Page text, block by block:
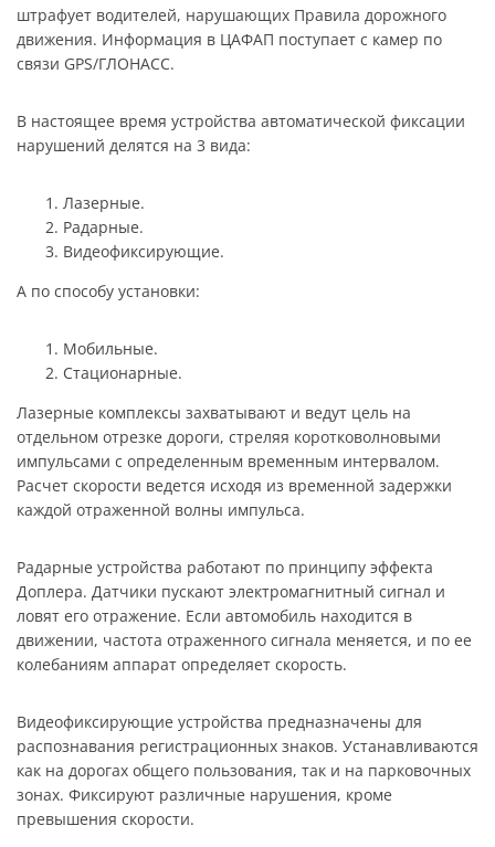
штрафует водителей, нарушающих Правила дорожного
движения. Информация в ЦАФАП поступает с камер по
связи GPS/ГЛОНАСС.
В настоящее время устройства автоматической фиксации
нарушений делятся на 3 вида:
Лазерные.
Радарные.
Видеофиксирующие.
А по способу установки:
Мобильные.
Стационарные.
Лазерные комплексы захватывают и ведут цель на
отдельном отрезке дороги, стреляя коротковолновыми
импульсами с определенным временным интервалом.
Расчет скорости ведется исходя из временной задержки
каждой отраженной волны импульса.
Радарные устройства работают по принципу эффекта
Доплера. Датчики пускают электромагнитный сигнал и
ловят его отражение. Если автомобиль находится в
движении, частота отраженного сигнала меняется, и по ее
колебаниям аппарат определяет скорость.
Видеофиксирующие устройства предназначены для
распознавания регистрационных знаков. Устанавливаются
как на дорогах общего пользования, так и на парковочных
зонах. Фиксируют различные нарушения, кроме
превышения скорости.